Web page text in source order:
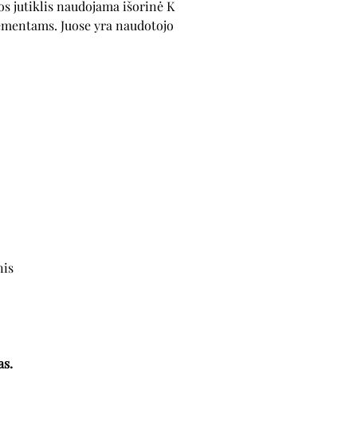
jutiklis naudojama išorinė K
Juose yra naudotojo